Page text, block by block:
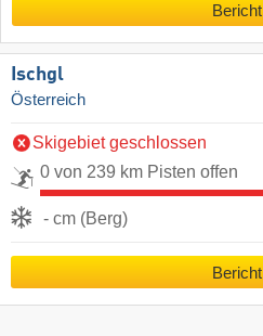
Bericht
Ischgl
Österreich
Skigebiet geschlossen
0 von 239 km Pisten offen
- cm (Berg)
Bericht